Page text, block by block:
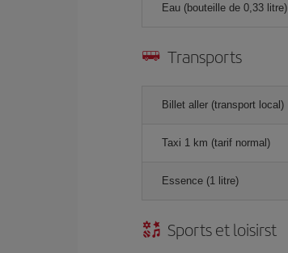
Eau (bouteille de 0,33 litre)
Transports
Billet aller (transport local)
Taxi 1 km (tarif normal)
Essence (1 litre)
Sports et loisirst